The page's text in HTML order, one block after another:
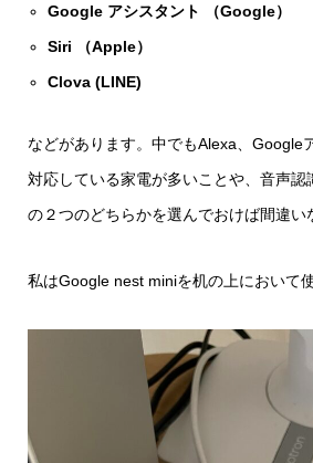
Google アシスタント （Google）
Siri （Apple）
Clova (LINE)
などがあります。中でもAlexa、Google
対応している家電が多いことや、音声認
の２つのどちらかを選んでおけば間違い
私はGoogle nest miniを机の上において